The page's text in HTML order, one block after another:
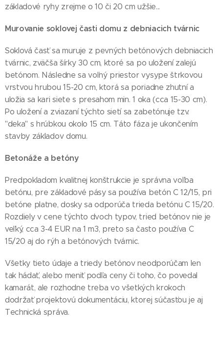
základové ryhy zrejme o 10 či 20 cm užšie...
Murovanie soklovej časti domu z debniacich tvárnic
Soklová časť sa muruje z pevných betónových debniacich
tvárnic, zväčša šírky 30 cm, ktoré sa po uložení zalejú
betónom. Následne sa voľný priestor vysype štrkovou
vrstvou hrubou 15-20 cm, ktorá sa poriadne zhutní a
uložia sa kari siete s presahom min. 1 oka (cca 15-30 cm).
Po uložení a zviazaní týchto sietí sa zabetónuje tzv.
"deka" s hrúbkou okolo 15 cm. Táto fáza je ukončením
stavby základov domu.
Betonáže a betóny
Predpokladom kvalitnej konštrukcie je správna voľba
betónu, pre základové pásy sa používa betón C 12/15, pri
betóne platne, dosky sa odporúča trieda betónu C 15/20.
Rozdiely v cene týchto dvoch typov, tried betónov nie je
veľký, cca 3-4 EUR na 1 m3, preto sa často používa C
15/20 aj do rýh a betónových tvárnic.
Všetky tieto údaje a triedy betónov neodporúčam len
tak hádať, alebo meniť podľa ceny či toho, čo povedal
kamarát, ale rozhodne treba vo všetkých krokoch
dodržať projektovú dokumentáciu, ktorej súčasťou je aj
Technická správa.